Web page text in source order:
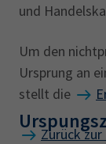
und
Um den
Ursprung an
stellt die
Zurück